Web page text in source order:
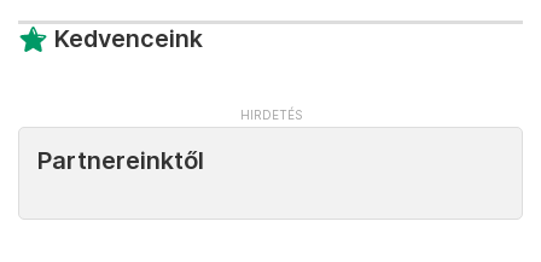
Kedvenceink
Partnereinktől